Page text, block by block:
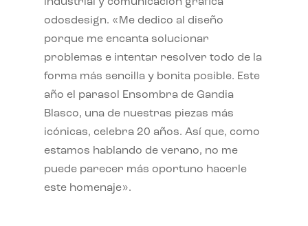
industrial y comunicación gráfica
odosdesign. «Me dedico al diseño
porque me encanta solucionar
problemas e intentar resolver todo de la
forma más sencilla y bonita posible. Este
año el parasol Ensombra de Gandia
Blasco, una de nuestras piezas más
icónicas, celebra 20 años. Así que, como
estamos hablando de verano, no me
puede parecer más oportuno hacerle
este homenaje».